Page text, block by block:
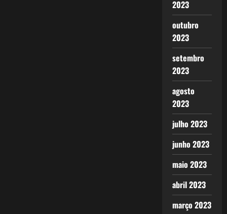
2023
outubro
2023
setembro
2023
agosto
2023
julho 2023
junho 2023
maio 2023
abril 2023
março 2023